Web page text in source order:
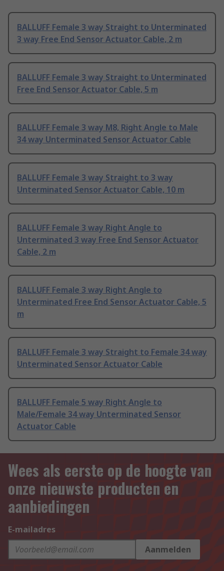
BALLUFF Female 3 way Straight to Unterminated
3 way Free End Sensor Actuator Cable, 2 m
BALLUFF Female 3 way Straight to Unterminated
Free End Sensor Actuator Cable, 5 m
BALLUFF Female 3 way M8, Right Angle to Male
34 way Unterminated Sensor Actuator Cable
BALLUFF Female 3 way Straight to 3 way
Unterminated Sensor Actuator Cable, 10 m
BALLUFF Female 3 way Right Angle to
Unterminated 3 way Free End Sensor Actuator
Cable, 2 m
BALLUFF Female 3 way Right Angle to
Unterminated Free End Sensor Actuator Cable, 5
m
BALLUFF Female 3 way Straight to Female 34 way
Unterminated Sensor Actuator Cable
BALLUFF Female 5 way Right Angle to
Male/Female 34 way Unterminated Sensor
Actuator Cable
Wees als eerste op de hoogte van
onze nieuwste producten en
aanbiedingen
E-mailadres
Aanmelden